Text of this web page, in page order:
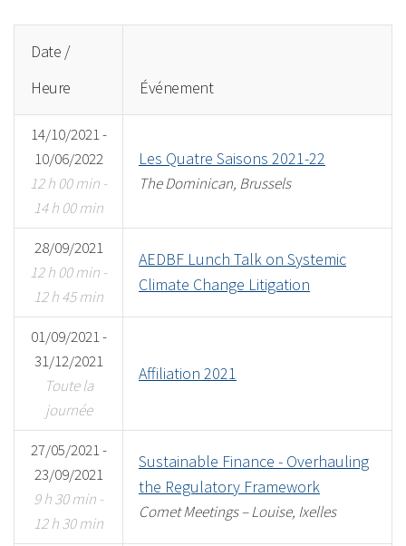
Date /
Heure
Événement
14/10/2021 -
10/06/2022
12 h 00 min -
14 h 00 min
Les Quatre Saisons 2021-22
The Dominican, Brussels
28/09/2021
12 h 00 min -
12 h 45 min
AEDBF Lunch Talk on Systemic
Climate Change Litigation
01/09/2021 -
31/12/2021
Toute la
journée
Affiliation 2021
27/05/2021 -
23/09/2021
9 h 30 min -
12 h 30 min
Sustainable Finance - Overhauling
the Regulatory Framework
Comet Meetings – Louise, Ixelles